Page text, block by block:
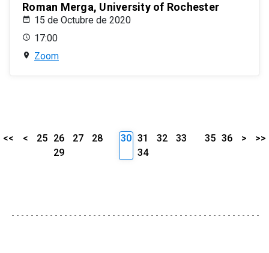
Roman Merga, University of Rochester
15 de Octubre de 2020
17:00
Zoom
<< < 25 26 27
28
29
30 31 32
33
34
35 36 > >>